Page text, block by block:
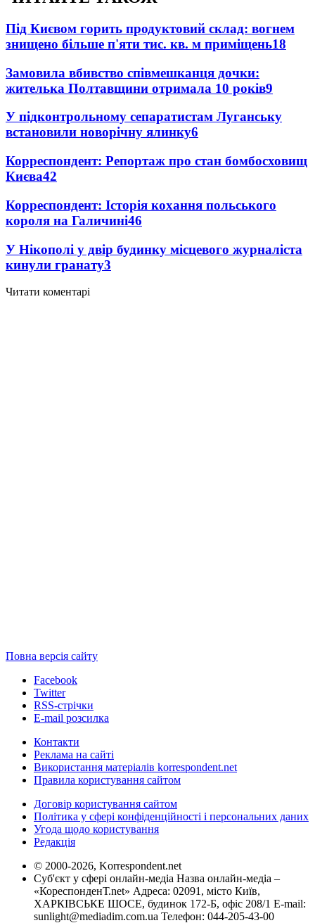
Під Києвом горить продуктовий склад: вогнем
знищено більше п'яти тис. кв. м приміщень18
Замовила вбивство співмешканця дочки:
жителька Полтавщини отримала 10 років9
У підконтрольному сепаратистам Луганську
встановили новорічну ялинку6
Корреспондент: Репортаж про стан бомбосховищ
Києва42
Корреспондент: Історія кохання польського
короля на Галичині46
У Нікополі у двір будинку місцевого журналіста
кинули гранату3
Читати коментарі
Повна версія сайту
Facebook
Twitter
RSS-стрічки
E-mail розсилка
Контакти
Реклама на сайті
Використання матеріалів korrespondent.net
Правила користування сайтом
Договір користування сайтом
Політика у сфері конфіденційності і персональних даних
Угода щодо користування
Редакція
© 2000-2026, Korrespondent.net
Суб'єкт у сфері онлайн-медіа Назва онлайн-медіа –
«КореспонденТ.net» Адреса: 02091, місто Київ,
ХАРКІВСЬКЕ ШОСЕ, будинок 172-Б, офіс 208/1 E-mail:
sunlight@mediadim.com.ua Телефон: 044-205-43-00